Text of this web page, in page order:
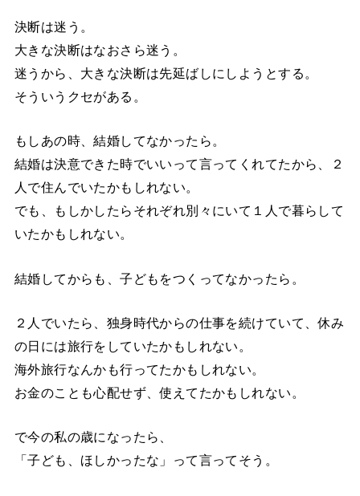
決断は迷う。
大きな決断はなおさら迷う。
迷うから、大きな決断は先延ばしにしようとする。
そういうクセがある。
もしあの時、結婚してなかったら。
結婚は決意できた時でいいって言ってくれてたから、２
人で住んでいたかもしれない。
でも、もしかしたらそれぞれ別々にいて１人で暮らして
いたかもしれない。
結婚してからも、子どもをつくってなかったら。
２人でいたら、独身時代からの仕事を続けていて、休み
の日には旅行をしていたかもしれない。
海外旅行なんかも行ってたかもしれない。
お金のことも心配せず、使えてたかもしれない。
で今の私の歳になったら、
「子ども、ほしかったな」って言ってそう。